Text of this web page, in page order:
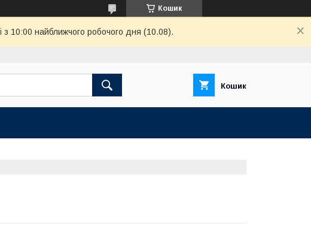
Кошик
з 10:00 найближчого робочого дня (10.08).
Кошик